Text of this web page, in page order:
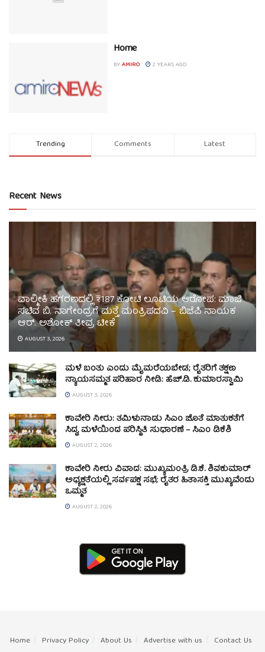
Home
BYAMIRO 2 YEARS AGO
Trending Comments Latest
Recent News
ವಾಲ್ಮೀಕಿ ಹಗರಣದಲ್ಲಿ ₹187 ಕೋಟಿ ಲೂಟಿಯ ಆರೋಪ: ಮಾಜಿ
ಸಚಿವ ಬಿ. ನಾಗೇಂದ್ರಗೆ ಮತ್ತೆ ಮಂತ್ರಿಪದವಿ – ಬಿಜೆಪಿ ನಾಯಕ
ಆರ್. ಅಶೋಕ್ ತೀವ್ರ ಟೀಕೆ
AUGUST 3, 2026
ಮಳೆ ಬಂತು ಎಂದು ಮೈಮರೆಯಬೇಡ; ರೈತರಿಗೆ ತಕ್ಷಣ
ನ್ಯಾಯಸಮ್ಮತ ಪರಿಹಾರ ನೀಡಿ: ಹೆಚ್.ಡಿ. ಕುಮಾರಸ್ವಾಮಿ
AUGUST 3, 2026
ಕಾವೇರಿ ನೀರು: ತಮಿಳುನಾಡು ಸಿಎಂ ಜೊತೆ ಮಾತುಕತೆಗೆ
ಸಿದ್ಧ, ಮಳೆಯಿಂದ ಪರಿಸ್ಥಿತಿ ಸುಧಾರಣೆ – ಸಿಎಂ ಡಿಕೆಶಿ
AUGUST 2, 2026
ಕಾವೇರಿ ನೀರು ವಿವಾದ: ಮುಖ್ಯಮಂತ್ರಿ ಡಿ.ಕೆ. ಶಿವಕುಮಾರ್
ಅಧ್ಯಕ್ಷತೆಯಲ್ಲಿ ಸರ್ವಪಕ್ಷ ಸಭೆ; ರೈತರ ಹಿತಾಸಕ್ತಿ ಮುಖ್ಯವೆಂದು
ಒಮ್ಮತ
AUGUST 2, 2026
Home Privacy Policy About Us Advertise with us Contact Us